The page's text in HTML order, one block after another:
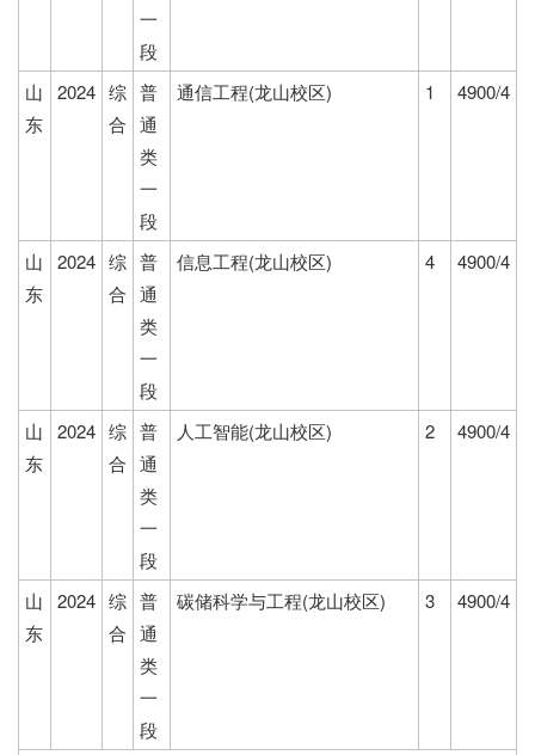
一
段
山
东
2024 综
合
普
通
类
一
段
通信工程(龙山校区) 1 4900/4
山
东
2024 综
合
普
通
类
一
段
信息工程(龙山校区) 4 4900/4
山
东
2024 综
合
普
通
类
一
段
人工智能(龙山校区) 2 4900/4
山
东
2024 综
合
普
通
类
一
段
碳储科学与工程(龙山校区) 3 4900/4